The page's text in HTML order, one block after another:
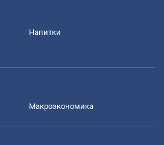
Напитки
Mакроэкономика